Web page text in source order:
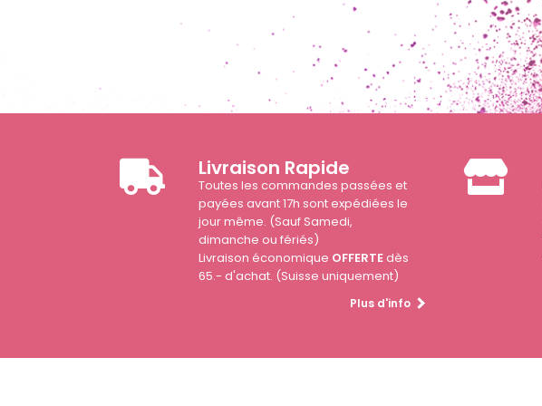
Livraison Rapide
Toutes les commandes passées et
payées avant 17h sont expédiées le
jour même. (Sauf Samedi,
dimanche ou fériés)
Livraison économique OFFERTEdès
65.- d'achat. (Suisse uniquement)
Plus d'info